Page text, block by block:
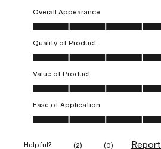
Overall Appearance
Overall Appearance, 5.0 out of 5
Quality of Product
Quality of Product, 5.0 out of 5
Value of Product
Value of Product, 5.0 out of 5
Ease of Application
Ease of Application, 5.0 out of 5
Helpful? (2) (0) Report